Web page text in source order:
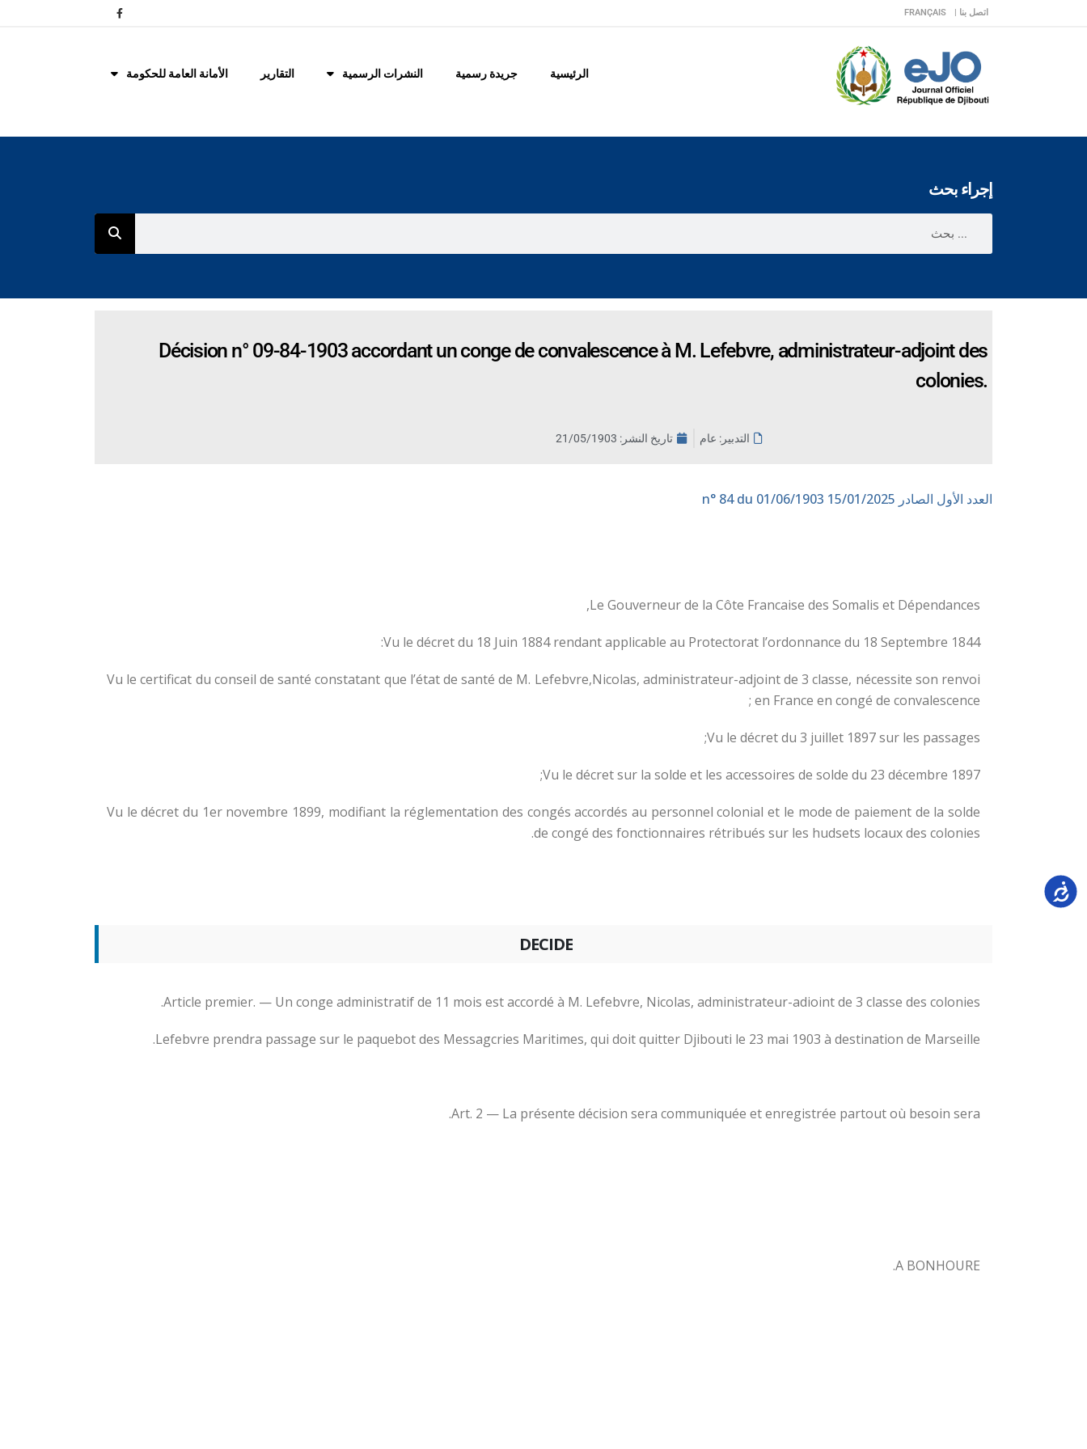
اتصل بنا | FRANÇAIS
الرئيسية جريدة رسمية النشرات الرسمية التقارير الأمانة العامة للحكومة
إجراء بحث
Décision n° 09-84-1903 accordant un conge de convalescence à M. Lefebvre, administrateur-adjoint des
colonies.
التدبير: عام تاريخ النشر: 21/05/1903
العدد الأول الصادر 15/01/2025
Le Gouverneur de la Côte Francaise des Somalis et Dépendances,
Vu le décret du 18 Juin 1884 rendant applicable au Protectorat l’ordonnance du 18 Septembre 1844:
Vu le certificat du conseil de santé constatant que l’état de santé de M. Lefebvre,Nicolas, administrateur-adjoint de 3 classe, nécessite son renvoi
en France en congé de convalescence ;
Vu le décret du 3 juillet 1897 sur les passages;
Vu le décret sur la solde et les accessoires de solde du 23 décembre 1897;
Vu le décret du 1er novembre 1899, modifiant la réglementation des congés accordés au personnel colonial et le mode de paiement de la solde
de congé des fonctionnaires rétribués sur les hudsets locaux des colonies.
DECIDE
Article premier. — Un conge administratif de 11 mois est accordé à M. Lefebvre, Nicolas, administrateur-adioint de 3 classe des colonies.
Lefebvre prendra passage sur le paquebot des Messagcries Maritimes, qui doit quitter Djibouti le 23 mai 1903 à destination de Marseille.
Art. 2 — La présente décision sera communiquée et enregistrée partout où besoin sera.
A BONHOURE.